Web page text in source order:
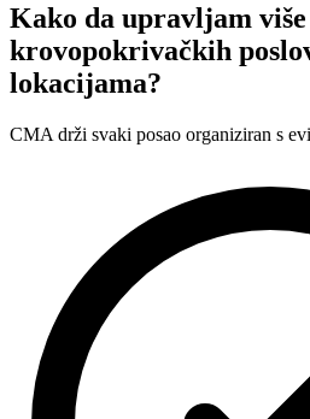
Kako da upravljam više
krovopokrivačkih
lokacijama?
CMA drži svaki posao organiziran s